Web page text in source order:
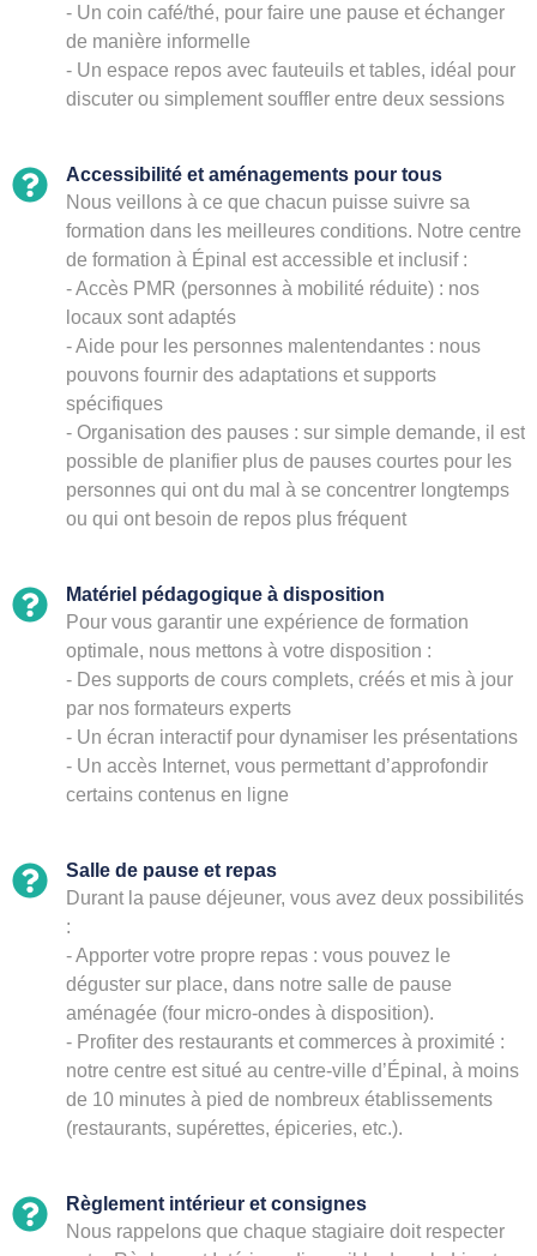
- Un coin café/thé, pour faire une pause et échanger
de manière informelle
- Un espace repos avec fauteuils et tables, idéal pour
discuter ou simplement souffler entre deux sessions
Accessibilité et aménagements pour tous
Nous veillons à ce que chacun puisse suivre sa
formation dans les meilleures conditions. Notre centre
de formation à Épinal est accessible et inclusif :
- Accès PMR (personnes à mobilité réduite) : nos
locaux sont adaptés
- Aide pour les personnes malentendantes : nous
pouvons fournir des adaptations et supports
spécifiques
- Organisation des pauses : sur simple demande, il est
possible de planifier plus de pauses courtes pour les
personnes qui ont du mal à se concentrer longtemps
ou qui ont besoin de repos plus fréquent
Matériel pédagogique à disposition
Pour vous garantir une expérience de formation
optimale, nous mettons à votre disposition :
- Des supports de cours complets, créés et mis à jour
par nos formateurs experts
- Un écran interactif pour dynamiser les présentations
- Un accès Internet, vous permettant d’approfondir
certains contenus en ligne
Salle de pause et repas
Durant la pause déjeuner, vous avez deux possibilités
:
- Apporter votre propre repas : vous pouvez le
déguster sur place, dans notre salle de pause
aménagée (four micro-ondes à disposition).
- Profiter des restaurants et commerces à proximité :
notre centre est situé au centre-ville d’Épinal, à moins
de 10 minutes à pied de nombreux établissements
(restaurants, supérettes, épiceries, etc.).
Règlement intérieur et consignes
Nous rappelons que chaque stagiaire doit respecter